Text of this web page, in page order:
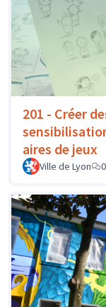
201 - Créer
aires de jeux
Ville de Lyon 0